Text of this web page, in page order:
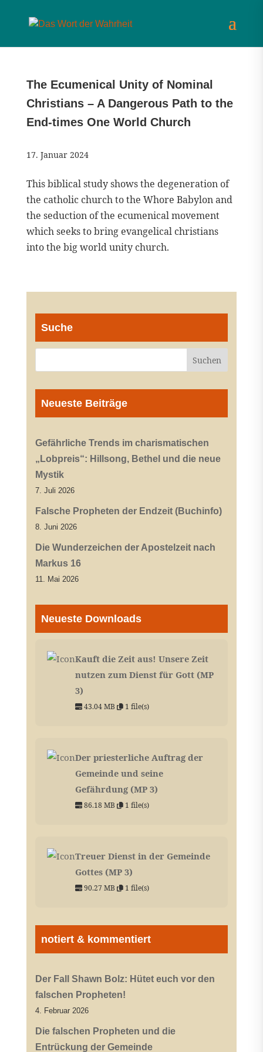
The Ecumenical Unity of Nominal
Christians – A Dangerous Path to the
End-times One World Church
17. Januar 2024
This biblical study shows the degeneration of
the catholic church to the Whore Babylon and
the seduction of the ecumenical movement
which seeks to bring evangelical christians
into the big world unity church.
Suche
Neueste Beiträge
Gefährliche Trends im charismatischen
„Lobpreis“: Hillsong, Bethel und die neue
Mystik
7. Juli 2026
Falsche Propheten der Endzeit (Buchinfo)
8. Juni 2026
Die Wunderzeichen der Apostelzeit nach
Markus 16
11. Mai 2026
Neueste Downloads
Kauft die Zeit aus! Unsere Zeit
nutzen zum Dienst für Gott (MP
3)
43.04 MB 1 file(s)
Der priesterliche Auftrag der
Gemeinde und seine
Gefährdung (MP 3)
86.18 MB 1 file(s)
Treuer Dienst in der Gemeinde
Gottes (MP 3)
90.27 MB 1 file(s)
notiert & kommentiert
Der Fall Shawn Bolz: Hütet euch vor den
falschen Propheten!
4. Februar 2026
Die falschen Propheten und die
Entrückung der Gemeinde